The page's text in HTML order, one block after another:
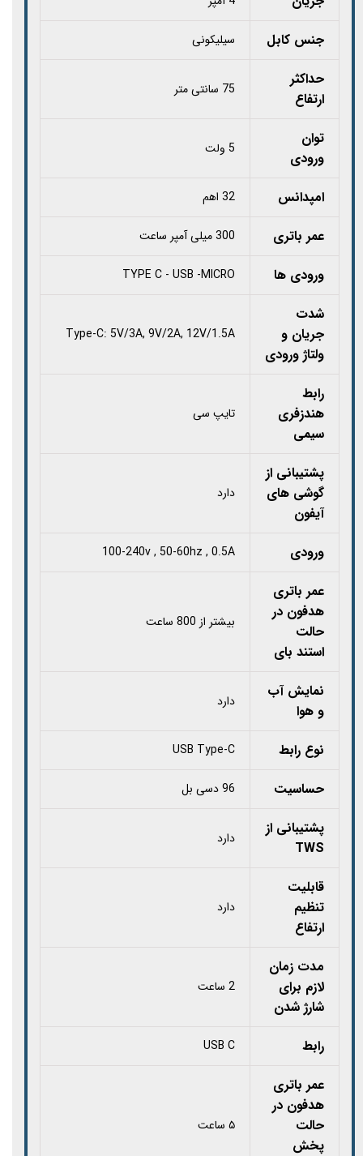
جنس کابل سیلیکونی
حداکثر
ارتفاع
75 سانتی متر
توان
ورودی
5 ولت
امپدانس 32 اهم
عمر باتری 300 میلی آمپر ساعت
ورودی ها TYPE C - USB -MICRO
شدت
جریان و
ولتاژ ورودی
Type-C: 5V/3A, 9V/2A, 12V/1.5A
رابط
هندزفری
سیمی
تایپ سی
پشتیبانی از
گوشی های
آیفون
دارد
ورودی 100-240v , 50-60hz , 0.5A
عمر باتری
هدفون در
حالت
استند بای
بیشتر از 800 ساعت
نمایش آب
و هوا
دارد
نوع رابط USB Type-C
حساسیت 96 دسی بل
پشتیبانی از
TWS
دارد
قابلیت
تنظیم
ارتفاع
دارد
مدت زمان
لازم برای
شارژ شدن
2 ساعت
رابط‌ USB C
عمر باتری
هدفون در
حالت
پخش
۵ ساعت